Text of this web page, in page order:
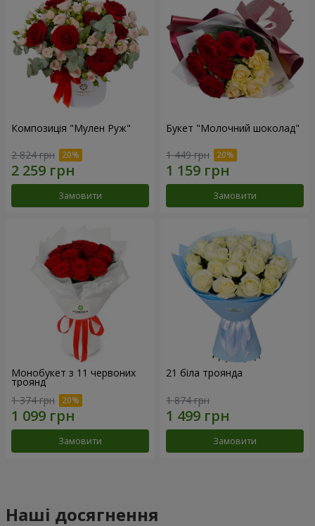
Композиція "Мулен Руж"
2 824 грн
Замовити
Букет "Молочний шоколад"
1 449 грн
Замовити
Монобукет з 11 червоних
троянд
1 374 грн
Замовити
21 біла троянда
1 874 грн
Замовити
Наші досягнення